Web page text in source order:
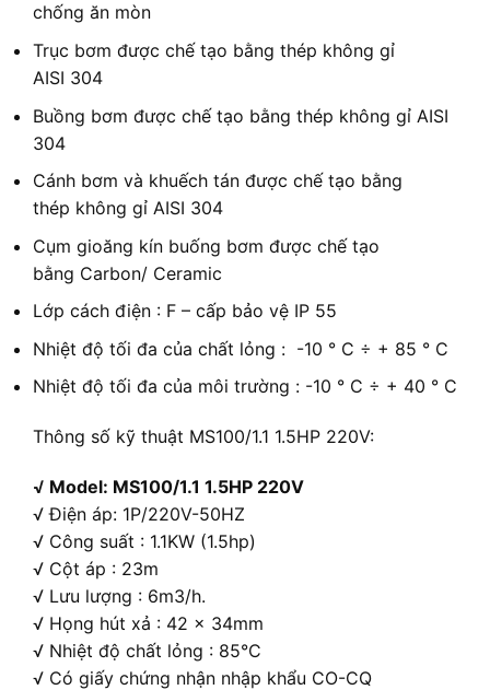
chống ăn mòn
Trục bơm được chế tạo bằng thép không gỉ
AISI 304
Buồng bơm được chế tạo bằng thép không gỉ AISI
304
Cánh bơm và khuếch tán được chế tạo bằng
thép không gỉ AISI 304
Cụm gioăng kín buống bơm được chế tạo
bằng Carbon/ Ceramic
Lớp cách điện : F – cấp bảo vệ IP 55
Nhiệt độ tối đa của chất lỏng : -10 ° C ÷ + 85 ° C
Nhiệt độ tối đa của môi trường : -10 ° C ÷ + 40 ° C
Thông số kỹ thuật MS100/1.1 1.5HP 220V:
√ Model: MS100/1.1 1.5HP 220V
√ Điện áp: 1P/220V-50HZ
√ Công suất : 1.1KW (1.5hp)
√ Cột áp : 23m
√ Lưu lượng : 6m3/h.
√ Họng hút xả : 42 x 34mm
√ Nhiệt độ chất lỏng : 85°C
√ Có giấy chứng nhận nhập khẩu CO-CQ